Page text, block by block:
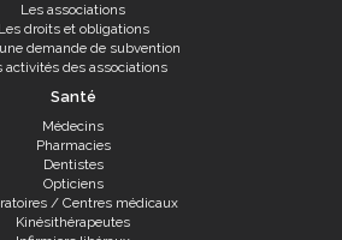
Les associations
Les droits et obligations
demande de subvention
activités des associations
Santé
Médecins
Pharmacies
Dentistes
Opticiens
/ Centres médicaux
Kinésithérapeutes